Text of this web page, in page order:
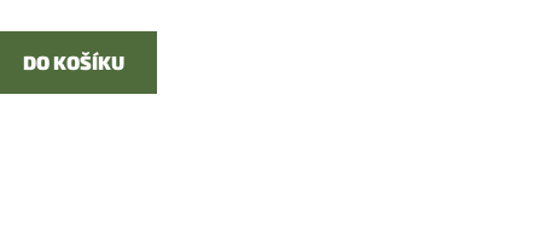
DO KOŠÍKU